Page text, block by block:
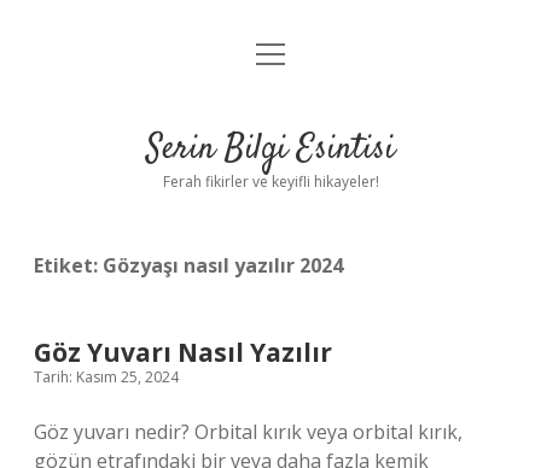
Anasayfa
Yasal Uyarı
menüyü
Serin Bilgi Esintisi
Ferah fikirler ve keyifli hikayeler!
Etiket: Gözyaşı nasıl yazılır 2024
Göz Yuvarı Nasıl Yazılır
Tarih: Kasım 25, 2024
Göz yuvarı nedir? Orbital kırık veya orbital kırık,
gözün etrafındaki bir veya daha fazla kemik